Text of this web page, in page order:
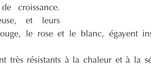
croissance.
et leurs
le rose et le blanc, égayent
très résistants à la chaleur et à la